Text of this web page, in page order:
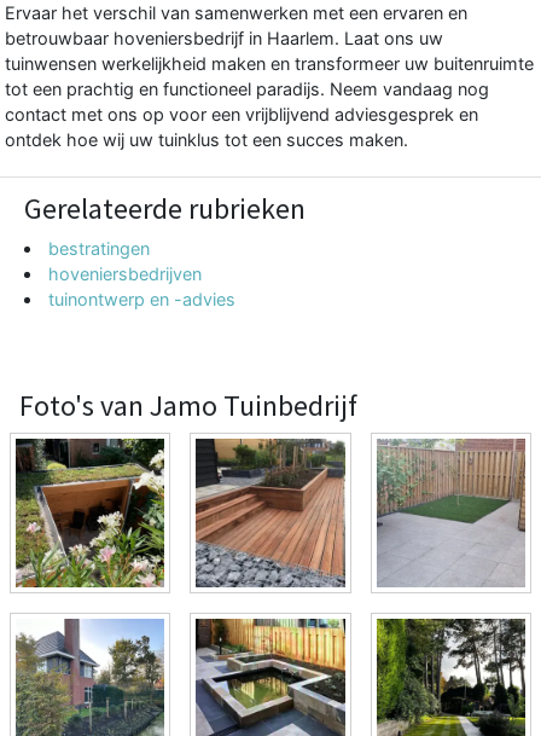
Ervaar het verschil van samenwerken met een ervaren en
betrouwbaar hoveniersbedrijf in Haarlem. Laat ons uw
tuinwensen werkelijkheid maken en transformeer uw buitenruimte
tot een prachtig en functioneel paradijs. Neem vandaag nog
contact met ons op voor een vrijblijvend adviesgesprek en
ontdek hoe wij uw tuinklus tot een succes maken.
Gerelateerde rubrieken
bestratingen
hoveniersbedrijven
tuinontwerp en -advies
Foto's van Jamo Tuinbedrijf